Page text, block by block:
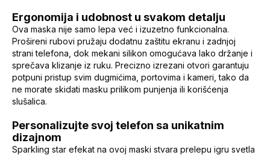
Ergonomija i udobnost u svakom detalju
Ova maska nije samo lepa već i izuzetno funkcionalna.
Prošireni rubovi pružaju dodatnu zaštitu ekranu i zadnjoj
strani telefona, dok mekani silikon omogućava lako držanje i
sprečava klizanje iz ruku. Precizno izrezani otvori garantuju
potpuni pristup svim dugmićima, portovima i kameri, tako da
ne morate skidati masku prilikom punjenja ili korišćenja
slušalica.
Personalizujte svoj telefon sa unikatnim
dizajnom
Sparkling star efekat na ovoj maski stvara prelepu igru svetla